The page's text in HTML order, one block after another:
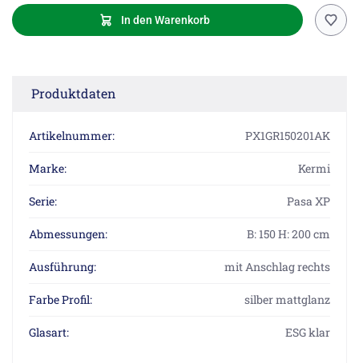
In den Warenkorb
Produktdaten
Artikelnummer: PX1GR150201AK
Marke: Kermi
Serie: Pasa XP
Abmessungen: B: 150 H: 200 cm
Ausführung: mit Anschlag rechts
Farbe Profil: silber mattglanz
Glasart: ESG klar